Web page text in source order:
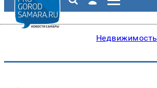
Недвижимость